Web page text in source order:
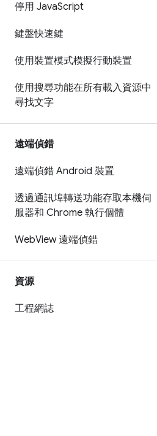
停用 JavaScript
鍵盤快速鍵
使用裝置模式模擬行動裝置
使用搜尋功能在所有載入資源中
尋找文字
遠端偵錯
遠端偵錯 Android 裝置
透過通訊埠轉送功能存取本機伺
服器和 Chrome 執行個體
WebView 遠端偵錯
資源
工程網誌